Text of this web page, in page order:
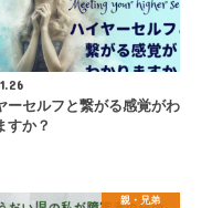
ーセルフと繋がる感覚がわ
すか？
親・兄弟